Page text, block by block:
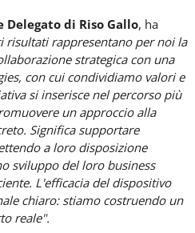
Delegato di Riso Gallo, ha
risultati rappresentano per noi la
strategica con una
con cui condividiamo valori e
si inserisce nel percorso più
un approccio alla
Significa supportare
a loro disposizione
sviluppo del loro business
L'efficacia del dispositivo
chiaro: stiamo costruendo un
reale".